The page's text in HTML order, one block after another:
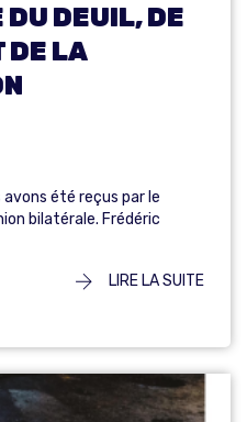
DU DEUIL, DE
DE LA
été reçus par le
bilatérale. Frédéric
LIRE LA SUITE